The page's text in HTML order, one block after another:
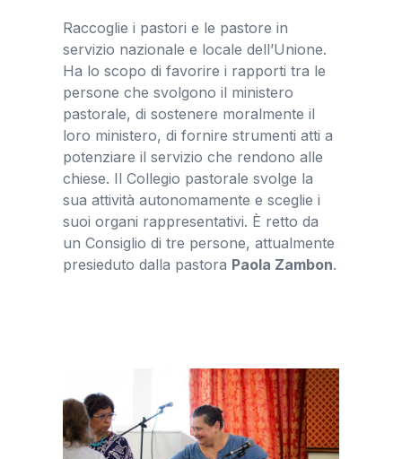
Raccoglie i pastori e le pastore in
servizio nazionale e locale dell’Unione.
Ha lo scopo di favorire i rapporti tra le
persone che svolgono il ministero
pastorale, di sostenere moralmente il
loro ministero, di fornire strumenti atti a
potenziare il servizio che rendono alle
chiese. Il Collegio pastorale svolge la
sua attività autonomamente e sceglie i
suoi organi rappresentativi. È retto da
un Consiglio di tre persone, attualmente
presieduto dalla pastora Paola Zambon.